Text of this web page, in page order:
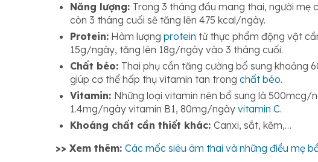
Năng lượng: Trong 3 tháng đầu mang thai, người mẹ
còn 3 tháng cuối sẽ tăng lên 475 kcal/ngày.
Protein: Hàm lượng protein từ thực phẩm động vật
15g/ngày, tăng lên 18g/ngày vào 3 tháng cuối.
Chất béo: Thai phụ cần tăng cường bổ sung khoảng
giúp cơ thể hấp thụ vitamin tan trong chất béo.
Vitamin: Những loại vitamin nên bổ sung là
1.4mg/ngày vitamin B1, 80mg/ngày vitamin C.
Khoáng chất cần thiết khác: Canxi, sắt, kẽm,…
>> Xem thêm: Các mốc siêu âm thai và những điều mẹ